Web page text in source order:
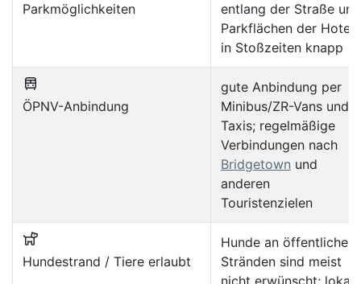
Parkmöglichkeiten
entlang der Straße und
Parkflächen der
in Stoßzeiten knapp
ÖPNV-Anbindung
gute Anbindung per
Minibus/ZR-Vans und
Taxis; regelmäßige
Verbindungen nach
Bridgetown und
anderen
Touristenzielen
Hundestrand / Tiere erlaubt
Hunde an öffentlichen
Stränden sind meist
nicht erwünscht; lokale